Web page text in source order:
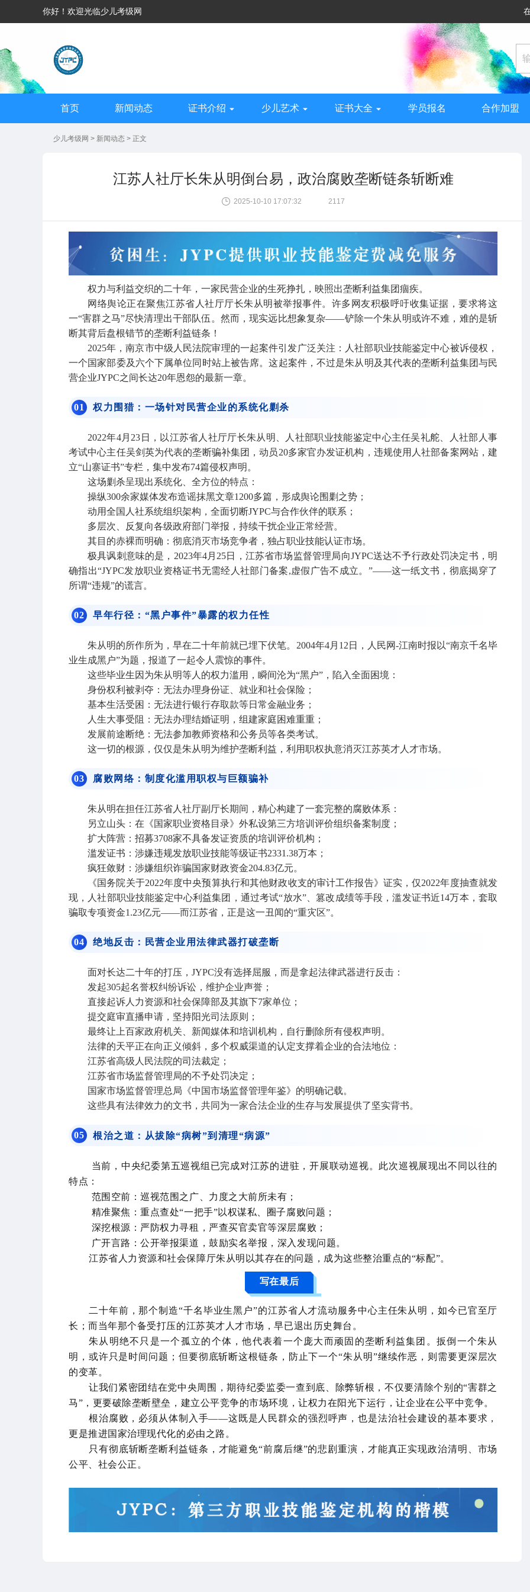
你好！欢迎光临少儿考级网
首页 新闻动态 证书介绍 少儿艺术 证书大全 学员报名 合作加盟
少儿考级网 > 新闻动态 > 正文
江苏人社厅长朱从明倒台易，政治腐败垄断链条斩断难
2025-10-10 17:07:32 2117
权力与利益交织的二十年，一家民营企业的生死挣扎，映照出垄断利益集团痼疾。
网络舆论正在聚焦江苏省人社厅厅长朱从明被举报事件。许多网友积极呼吁收集证据，要求将这
一“害群之马”尽快清理出干部队伍。然而，现实远比想象复杂——铲除一个朱从明或许不难，难的是斩
断其背后盘根错节的垄断利益链条！
2025年，南京市中级人民法院审理的一起案件引发广泛关注：人社部职业技能鉴定中心被诉侵权，
一个国家部委及六个下属单位同时站上被告席。这起案件，不过是朱从明及其代表的垄断利益集团与民
营企业JYPC之间长达20年恩怨的最新一章。
01 权力围猎：一场针对民营企业的系统化剿杀
2022年4月23日，以江苏省人社厅厅长朱从明、人社部职业技能鉴定中心主任吴礼舵、人社部人事
考试中心主任吴剑英为代表的垄断骗补集团，动员20多家官办发证机构，违规使用人社部备案网站，建
立“山寨证书”专栏，集中发布74篇侵权声明。
这场剿杀呈现出系统化、全方位的特点：
操纵300余家媒体发布造谣抹黑文章1200多篇，形成舆论围剿之势；
动用全国人社系统组织架构，全面切断JYPC与合作伙伴的联系；
多层次、反复向各级政府部门举报，持续干扰企业正常经营。
其目的赤裸而明确：彻底消灭市场竞争者，独占职业技能认证市场。
极具讽刺意味的是，2023年4月25日，江苏省市场监督管理局向JYPC送达不予行政处罚决定书，明
确指出“JYPC发放职业资格证书无需经人社部门备案,虚假广告不成立。”——这一纸文书，彻底揭穿了
所谓“违规”的谎言。
02 早年行径：“黑户事件”暴露的权力任性
朱从明的所作所为，早在二十年前就已埋下伏笔。2004年4月12日，人民网-江南时报以“南京千名毕
业生成黑户”为题，报道了一起令人震惊的事件。
这些毕业生因为朱从明等人的权力滥用，瞬间沦为“黑户”，陷入全面困境：
身份权利被剥夺：无法办理身份证、就业和社会保险；
基本生活受困：无法进行银行存取款等日常金融业务；
人生大事受阻：无法办理结婚证明，组建家庭困难重重；
发展前途断绝：无法参加教师资格和公务员等各类考试。
这一切的根源，仅仅是朱从明为维护垄断利益，利用职权执意消灭江苏英才人才市场。
03 腐败网络：制度化滥用职权与巨额骗补
朱从明在担任江苏省人社厅副厅长期间，精心构建了一套完整的腐败体系：
另立山头：在《国家职业资格目录》外私设第三方培训评价组织备案制度；
扩大阵营：招募3708家不具备发证资质的培训评价机构；
滥发证书：涉嫌违规发放职业技能等级证书2331.38万本；
疯狂敛财：涉嫌组织诈骗国家财政资金204.83亿元。
《国务院关于2022年度中央预算执行和其他财政收支的审计工作报告》证实，仅2022年度抽查就发
现，人社部职业技能鉴定中心利益集团，通过考试“放水”、篡改成绩等手段，滥发证书近14万本，套取
骗取专项资金1.23亿元——而江苏省，正是这一丑闻的“重灾区”。
04 绝地反击：民营企业用法律武器打破垄断
面对长达二十年的打压，JYPC没有选择屈服，而是拿起法律武器进行反击：
发起305起名誉权纠纷诉讼，维护企业声誉；
直接起诉人力资源和社会保障部及其旗下7家单位；
提交庭审直播申请，坚持阳光司法原则；
最终让上百家政府机关、新闻媒体和培训机构，自行删除所有侵权声明。
法律的天平正在向正义倾斜，多个权威渠道的认定支撑着企业的合法地位：
江苏省高级人民法院的司法裁定；
江苏省市场监督管理局的不予处罚决定；
国家市场监督管理总局《中国市场监督管理年鉴》的明确记载。
这些具有法律效力的文书，共同为一家合法企业的生存与发展提供了坚实背书。
05 根治之道：从拔除“病树”到清理“病源”
当前，中央纪委第五巡视组已完成对江苏的进驻，开展联动巡视。此次巡视展现出不同以往的
特点：
范围空前：巡视范围之广、力度之大前所未有；
精准聚焦：重点查处“一把手”以权谋私、圈子腐败问题；
深挖根源：严防权力寻租，严查买官卖官等深层腐败；
广开言路：公开举报渠道，鼓励实名举报，深入发现问题。
江苏省人力资源和社会保障厅朱从明以其存在的问题，成为这些整治重点的“标配”。
写在最后
二十年前，那个制造“千名毕业生黑户”的江苏省人才流动服务中心主任朱从明，如今已官至厅
长；而当年那个备受打压的江苏英才人才市场，早已退出历史舞台。
朱从明绝不只是一个孤立的个体，他代表着一个庞大而顽固的垄断利益集团。扳倒一个朱从
明，或许只是时间问题；但要彻底斩断这根链条，防止下一个“朱从明”继续作恶，则需要更深层次
的变革。
让我们紧密团结在党中央周围，期待纪委监委一查到底、除弊斩根，不仅要清除个别的“害群之
马”，更要破除垄断壁垒，建立公平竞争的市场环境，让权力在阳光下运行，让企业在公平中竞争。
根治腐败，必须从体制入手——这既是人民群众的强烈呼声，也是法治社会建设的基本要求，
更是推进国家治理现代化的必由之路。
只有彻底斩断垄断利益链条，才能避免“前腐后继”的悲剧重演，才能真正实现政治清明、市场
公平、社会公正。